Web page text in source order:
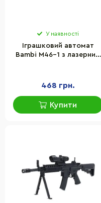
У наявності
Іграшковий автомат
Bambi M46-1 з лазерним
468 грн.
Купити